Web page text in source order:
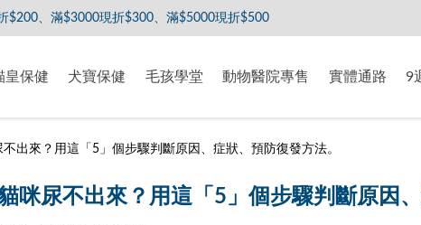
折$300、滿$5000現折$500
皇保健 犬寶保健 毛孩學堂 動物醫院專售 實體通路 9
出來？用這「5」個步驟判斷原因、症狀、預防復發方法。
咪尿不出來？用這「5」個步驟判斷原因